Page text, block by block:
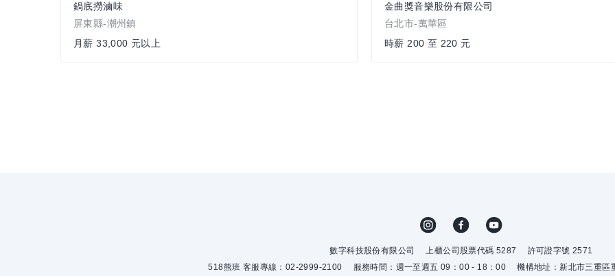
鍋底撈滷味
屏東縣-潮州鎮
月薪 33,000 元以上
金曲獎音樂股份有限公司
台北市-萬華區
時薪 200 至 220 元
數字科技股份有限公司 上櫃公司股票代碼 5287
許可證字號 2571
518熊班 客服專線：02-2999-2100
服務時間：週一至週五 09：00 - 18：00 機構地址：新北市三重